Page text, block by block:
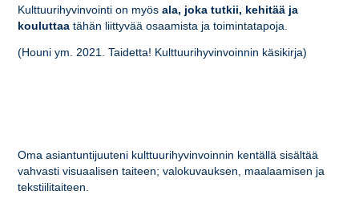
Kulttuurihyvinvointi on myös ala, joka tutkii, kehitää ja
kouluttaa tähän liittyvää osaamista ja toimintatapoja.
(Houni ym. 2021. Taidetta! Kulttuurihyvinvoinnin käsikirja)
Oma asiantuntijuuteni kulttuurihyvinvoinnin kentällä sisältää
vahvasti visuaalisen taiteen; valokuvauksen, maalaamisen ja
tekstiilitaiteen.